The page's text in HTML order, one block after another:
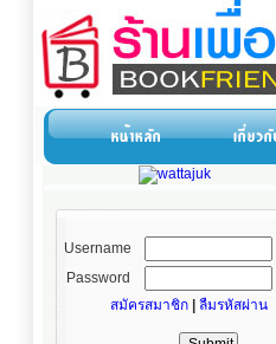
Username
Password
สมัครสมาชิก
ลืมรหัสผ่าน